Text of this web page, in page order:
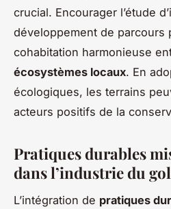
crucial. Encourager l’étude
développement de parcours
cohabitation harmonieuse
écosystèmes locaux. En
écologiques, les terrains
acteurs positifs de la
Pratiques durables
dans l’industrie du
L’intégration de pratiques